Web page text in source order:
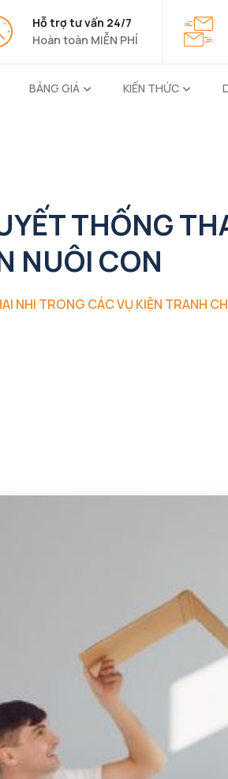
Hỗ trợ tư vấn 24/7
Hoàn toàn MIỄN PHÍ
BẢNG GIÁ KIẾN THỨC
THỐNG
NUÔI CON
NHI TRONG CÁC VỤ KIỆN TRANH